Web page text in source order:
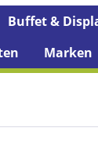
Buffet &
Marken